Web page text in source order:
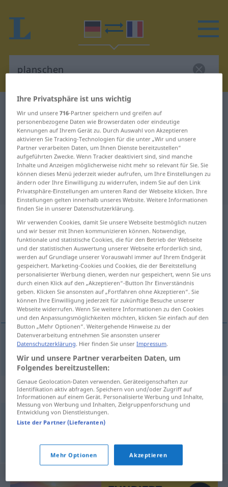
Deutsch-Französisch Übersetzung
für "planschen"
"planschen" Französisch
Übersetzung
„planschen“: intransitives Verb
planschenv/i UMG
Übersicht aller Übersetzungen
(Für mehr Details die Übersetzung anklicken/antippen)
barboter
Synonyme für "planschen"
plantschen,plätschern
© OpenThesaurus.de
Ihre Privatsphäre ist uns wichtig
Wir und unsere716-Partner speichern und greifen auf
personenbezogene Daten wie Browserdaten oder eindeutige
Kennungen auf Ihrem Gerät zu. Durch Auswahl von Akzeptieren
aktivieren Sie Tracking-Technologien für die unter „Wir und unsere
Partner verarbeiten Daten, um Ihnen Dienste bereitzustellen“
aufgeführten Zwecke. Wenn Tracker deaktiviert sind, sind manche
Inhalte und Anzeigen möglicherweise nicht mehr so relevant für Sie. Sie
können dieses Menü jederzeit wieder aufrufen, um Ihre Einstellungen zu
ändern oder Ihre Einwilligung zu widerrufen, indem Sie auf den Link
Privatsphäre-Einstellungen am unteren Rand der Webseite klicken. Ihre
Einstellungen gelten innerhalb unseres Website. Weitere Informationen
finden Sie in unserer Datenschutzerklärung.
Wir verwenden Cookies, damit Sie unsere Webseite bestmöglich nutzen
und wir besser mit Ihnen kommunizieren können. Notwendige,
funktionale und statistische Cookies, die für den Betrieb der Webseite
und der statistischen Auswertung unserer Webseite erforderlich sind,
werden auf Grundlage unserer Vorauswahl immer auf Ihrem Endgerät
gespeichert. Marketing-Cookies und Cookies, die der Bereitstellung
personalisierter Werbung dienen, werden nur gespeichert, wenn Sie uns
durch einen Klick auf den „Akzeptieren“-Button Ihr Einverständnis
geben. Klicken Sie ansonsten auf „Fortfahren ohne Akzeptieren“. Sie
können Ihre Einwilligung jederzeit für zukünftige Besuche unserer
Webseite widerrufen. Wenn Sie weitere Informationen zu den Cookies
und den Anpassungsmöglichkeiten möchten, klicken Sie einfach auf den
Button „Mehr Optionen“. Weitergehende Hinweise zu der
Datenverarbeitung entnehmen Sie ansonsten unserer
Datenschutzerklärung. Hier finden Sie unserImpressum.
Wir und unsere Partner verarbeiten Daten, um
Folgendes bereitzustellen:
Genaue Geolocation-Daten verwenden. Geräteeigenschaften zur
Identifikation aktiv abfragen. Speichern von und/oder Zugriff auf
Informationen auf einem Gerät. Personalisierte Werbung und Inhalte,
Messung von Werbung und Inhalten, Zielgruppenforschung und
Entwicklung von Dienstleistungen.
Liste der Partner (Lieferanten)
Mehr Optionen Akzeptieren